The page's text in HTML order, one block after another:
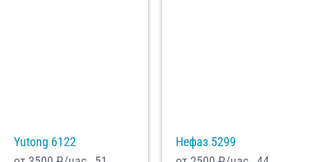
Yutong 6122
Нефаз 5299